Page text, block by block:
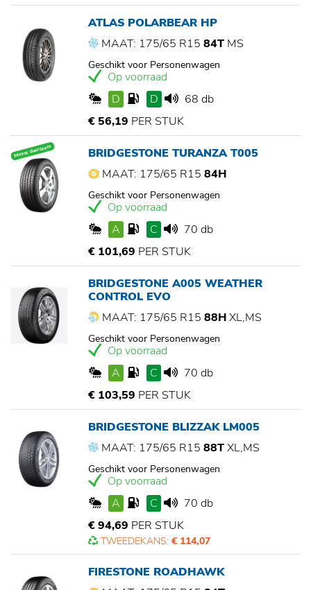
ATLAS POLARBEAR HP
MAAT: 175/65 R15 84T MS
Geschikt voor Personenwagen
Op voorraad
D
D
68 db
€ 56,19 PER STUK
Meest duurzaam
BRIDGESTONE TURANZA T005
MAAT: 175/65 R15 84H
Geschikt voor Personenwagen
Op voorraad
A
C
70 db
€ 101,69 PER STUK
BRIDGESTONE A005 WEATHER
CONTROL EVO
MAAT: 175/65 R15 88HXL,MS
Geschikt voor Personenwagen
Op voorraad
A
C
70 db
€ 103,59 PER STUK
BRIDGESTONE BLIZZAK LM005
MAAT: 175/65 R15 88TXL,MS
Geschikt voor Personenwagen
Op voorraad
A
C
70 db
€ 94,69 PER STUK
TWEEDEKANS: € 114,07
FIRESTONE ROADHAWK